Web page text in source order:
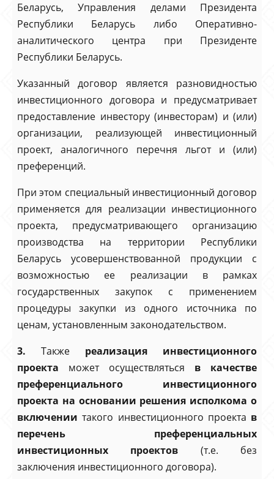
Беларусь, Управления делами Президента
Республики Беларусь либо Оперативно-
аналитического центра при Президенте
Республики Беларусь.
Указанный договор является разновидностью
инвестиционного договора и предусматривает
предоставление инвестору (инвесторам) и (или)
организации, реализующей инвестиционный
проект, аналогичного перечня льгот и (или)
преференций.
При этом специальный инвестиционный договор
применяется для реализации инвестиционного
проекта, предусматривающего организацию
производства на территории Республики
Беларусь усовершенствованной продукции с
возможностью ее реализации в рамках
государственных закупок с применением
процедуры закупки из одного источника по
ценам, установленным законодательством.
3. Также реализация инвестиционного
проекта может осуществляться в качестве
преференциального инвестиционного
проекта на основании решения исполкома о
включении такого инвестиционного проекта в
перечень преференциальных
инвестиционных проектов (т.е. без
заключения инвестиционного договора).